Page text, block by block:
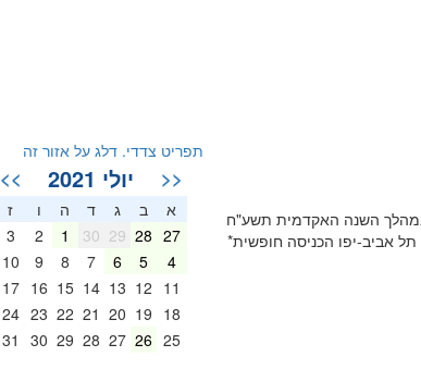
במהלך השנה האקדמית תשע"ח
תפריט צדדי. דלג על אזור זה
<< יולי 2021 >>
א ב ג ד ה ו
ז
27
28
29
30
1
2
3
4
5
6
7
8
9
10
11
12
13
14
15
16
17
18
19
20
21
22
23
24
25
26
27
28
29
30
31